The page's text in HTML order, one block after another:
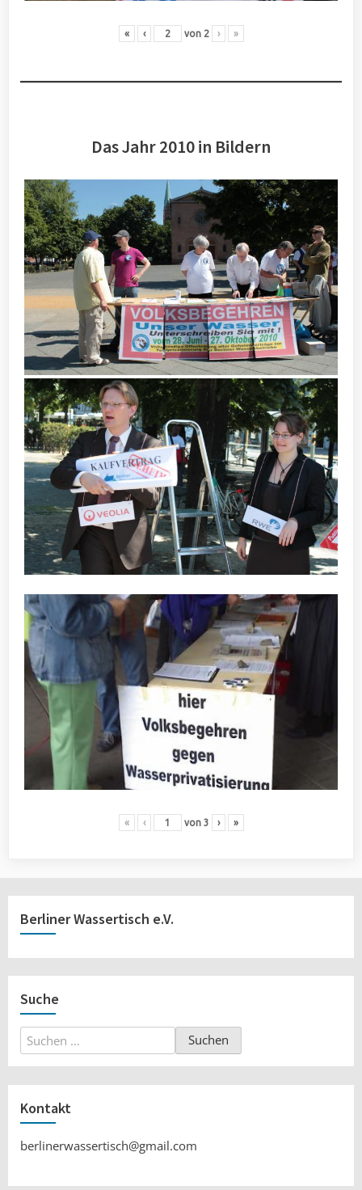
« ‹ von 2 › »
Das Jahr 2010 in Bildern
« ‹ von 3 › »
Berliner Wassertisch e.V.
Suche
Suchen
nach:
Kontakt
berlinerwassertisch@gmail.com